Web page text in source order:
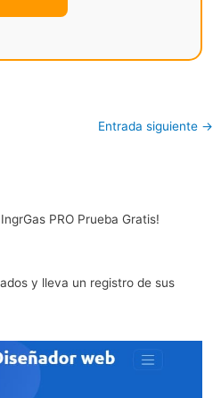
Entrada siguiente →
PRO Prueba Gratis!
y lleva un registro de sus